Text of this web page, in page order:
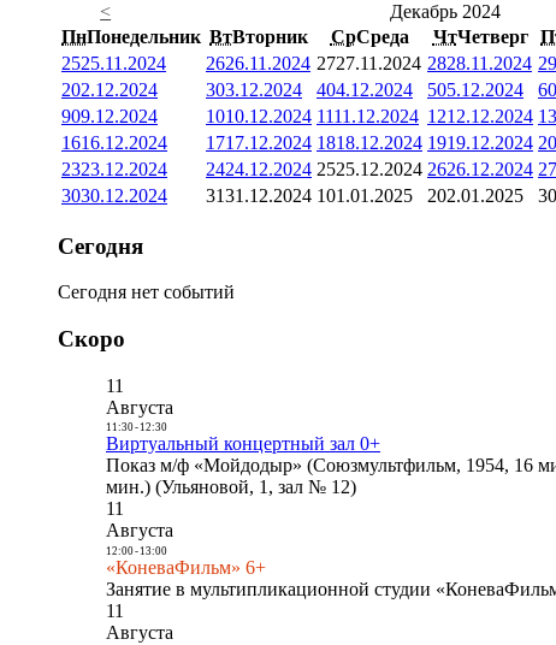
<
Декабрь 2024
ПнПонедельник ВтВторник СрСреда ЧтЧетверг
2525.11.2024 2626.11.2024 2727.11.2024 2828.11.2024 29
202.12.2024 303.12.2024 404.12.2024 505.12.2024 6
909.12.2024 1010.12.2024 1111.12.2024 1212.12.2024 13
1616.12.2024 1717.12.2024 1818.12.2024 1919.12.2024 20
2323.12.2024 2424.12.2024 2525.12.2024 2626.12.2024 27
3030.12.2024 3131.12.2024 101.01.2025 202.01.2025 3
Сегодня
Сегодня нет событий
Скоро
11
Августа
11:30- 12:30
Виртуальный концертный зал 0+
Показ м/ф «Мойдодыр» (Союзмультфильм, 1954, 16
мин.) (Ульяновой, 1, зал № 12)
11
Августа
12:00- 13:00
«КоневаФильм» 6+
Занятие в мультипликационной студии
11
Августа